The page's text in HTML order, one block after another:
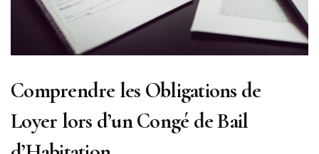
Comprendre les Obligations de
Loyer lors d’un Congé de Bail